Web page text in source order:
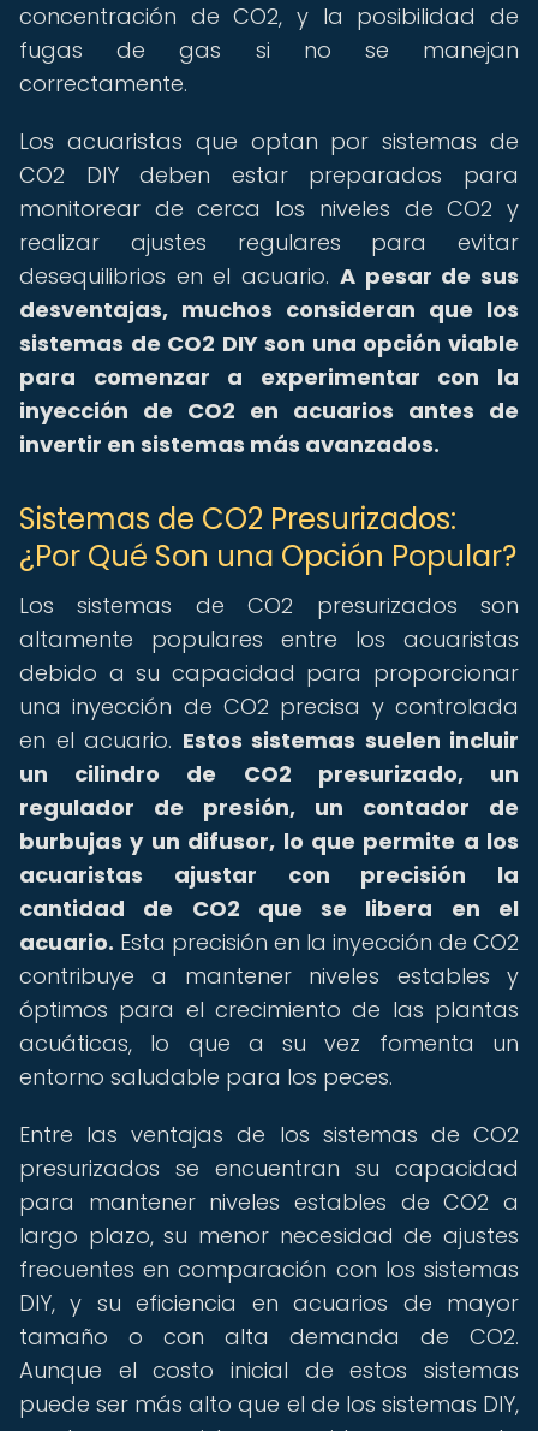
concentración de CO2, y la posibilidad de
fugas de gas si no se manejan
correctamente.
Los acuaristas que optan por sistemas de
CO2 DIY deben estar preparados para
monitorear de cerca los niveles de CO2 y
realizar ajustes regulares para evitar
desequilibrios en el acuario. A pesar de sus
desventajas, muchos consideran que los
sistemas de CO2 DIY son una opción viable
para comenzar a experimentar con la
inyección de CO2 en acuarios antes de
invertir en sistemas más avanzados.
Sistemas de CO2 Presurizados:
¿Por Qué Son una Opción Popular?
Los sistemas de CO2 presurizados son
altamente populares entre los acuaristas
debido a su capacidad para proporcionar
una inyección de CO2 precisa y controlada
en el acuario. Estos sistemas suelen incluir
un cilindro de CO2 presurizado, un
regulador de presión, un contador de
burbujas y un difusor, lo que permite a los
acuaristas ajustar con precisión la
cantidad de CO2 que se libera en el
acuario. Esta precisión en la inyección de CO2
contribuye a mantener niveles estables y
óptimos para el crecimiento de las plantas
acuáticas, lo que a su vez fomenta un
entorno saludable para los peces.
Entre las ventajas de los sistemas de CO2
presurizados se encuentran su capacidad
para mantener niveles estables de CO2 a
largo plazo, su menor necesidad de ajustes
frecuentes en comparación con los sistemas
DIY, y su eficiencia en acuarios de mayor
tamaño o con alta demanda de CO2.
Aunque el costo inicial de estos sistemas
puede ser más alto que el de los sistemas DIY,